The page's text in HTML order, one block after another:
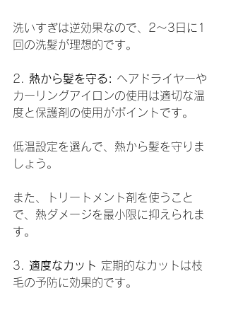
洗いすぎは逆効果なので、2〜3日に1
回の洗髪が理想的です。
2. 熱から髪を守る: ヘアドライヤーや
カーリングアイロンの使用は適切な温
度と保護剤の使用がポイントです。
低温設定を選んで、熱から髪を守りま
しょう。
また、トリートメント剤を使うこと
で、熱ダメージを最小限に抑えられま
す。
3. 適度なカット 定期的なカットは枝
毛の予防に効果的です。